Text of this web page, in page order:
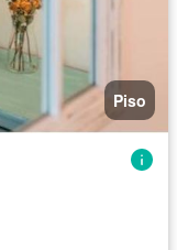
Piso